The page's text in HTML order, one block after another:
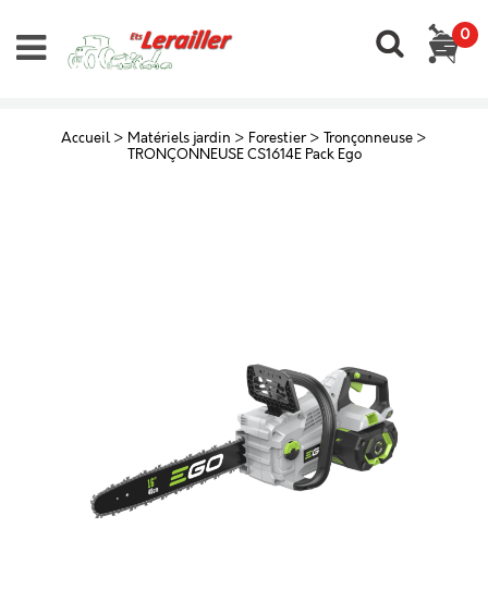
0
Accueil > Matériels jardin > Forestier > Tronçonneuse >
TRONÇONNEUSE CS1614E Pack Ego